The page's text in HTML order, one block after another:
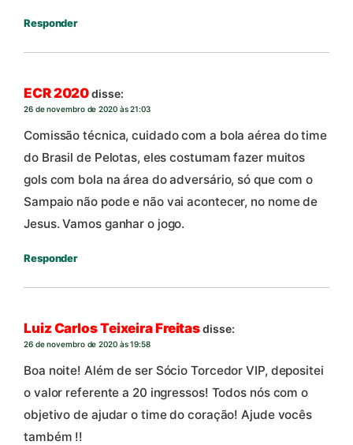
Responder
ECR 2020disse:
26 de novembro de 2020 às 21:03
Comissão técnica, cuidado com a bola aérea do time
do Brasil de Pelotas, eles costumam fazer muitos
gols com bola na área do adversário, só que com o
Sampaio não pode e não vai acontecer, no nome de
Jesus. Vamos ganhar o jogo.
Responder
Luiz Carlos Teixeira Freitasdisse:
26 de novembro de 2020 às 19:58
Boa noite! Além de ser Sócio Torcedor VIP, depositei
o valor referente a 20 ingressos! Todos nós com o
objetivo de ajudar o time do coração! Ajude vocês
também !!